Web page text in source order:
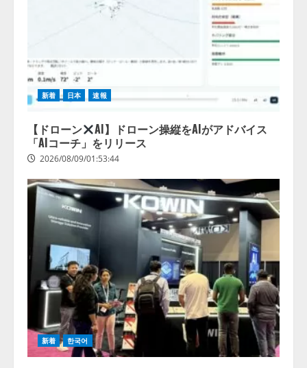
新着 日本 速報
【ドローン
AI】ドローン操縦をAIがアドバイス
「AIコーチ」をリリース
2026/08/09/01:53:44
新着 한국어
2
【開催報告】次世代AIプラットフ
ォーム「TAIZA」および新サービ
スに関する記者発表会を開催
2026/08/07/17:53:45
lmessage、MCP接続機能を強化
し、AIから設定操作できる機能を